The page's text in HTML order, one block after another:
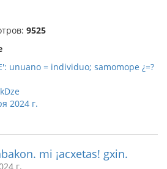
9525
unuano = individuo; samomope ¿=?
2024 г.
mi ¡acxetas! gxin.
г.